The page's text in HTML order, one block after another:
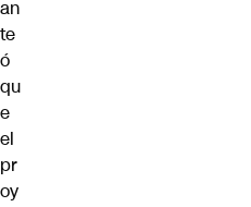
an
te
ó
qu
e
el
pr
oy